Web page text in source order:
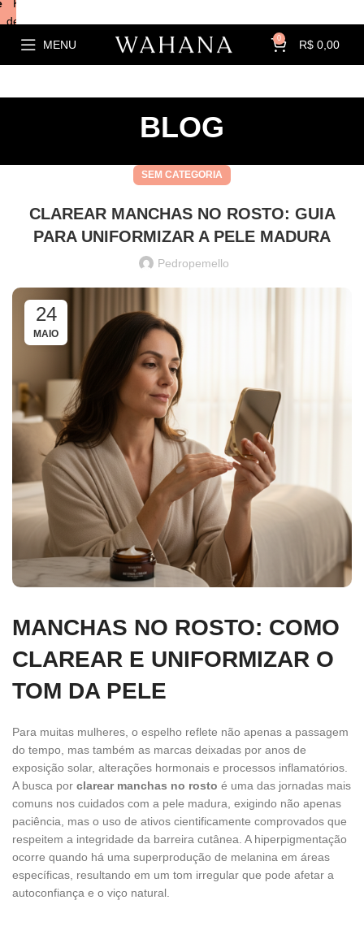
MENU 0 R$ 0,00
BLOG
SEM CATEGORIA
CLAREAR MANCHAS NO ROSTO: GUIA
PARA UNIFORMIZAR A PELE MADURA
Pedropemello
24
MAIO
MANCHAS NO ROSTO: COMO
CLAREAR E UNIFORMIZAR O
TOM DA PELE
Para muitas mulheres, o espelho reflete não apenas a passagem
do tempo, mas também as marcas deixadas por anos de
exposição solar, alterações hormonais e processos inflamatórios.
A busca por clarear manchas no rosto é uma das jornadas mais
comuns nos cuidados com a pele madura, exigindo não apenas
paciência, mas o uso de ativos cientificamente comprovados que
respeitem a integridade da barreira cutânea. A hiperpigmentação
ocorre quando há uma superprodução de melanina em áreas
específicas, resultando em um tom irregular que pode afetar a
autoconfiança e o viço natural.
Kits com
descontos!